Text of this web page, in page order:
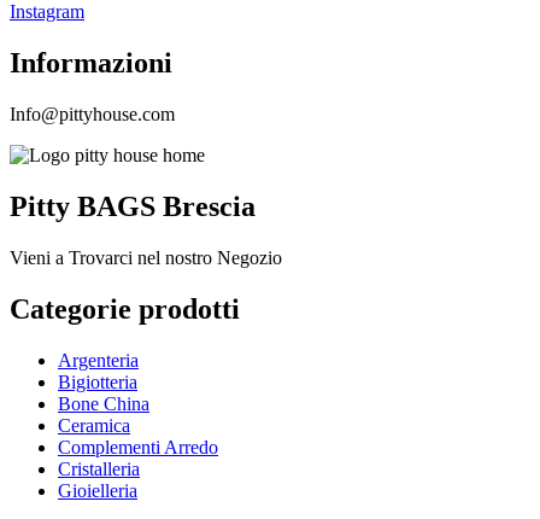
Instagram
Informazioni
Info@pittyhouse.com
Pitty BAGS Brescia
Vieni a Trovarci nel nostro Negozio
Categorie prodotti
Argenteria
Bigiotteria
Bone China
Ceramica
Complementi Arredo
Cristalleria
Gioielleria